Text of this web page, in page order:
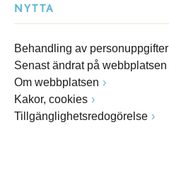
NYTTA
Behandling av personuppgifter
Senast ändrat på webbplatsen
Om webbplatsen
Kakor, cookies
Tillgänglighetsredogörelse